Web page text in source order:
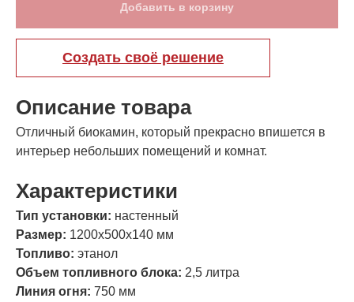
Добавить в корзину
Создать своё решение
Описание товара
Отличный биокамин, который прекрасно впишется в
интерьер небольших помещений и комнат.
Характеристики
Тип установки: настенный
Размер: 1200х500х140 мм
Топливо: этанол
Объем топливного блока: 2,5 литра
Линия огня: 750 мм